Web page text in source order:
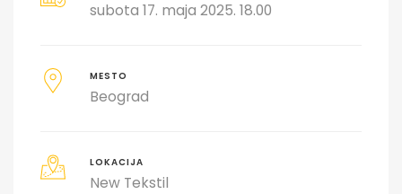
subota 17. maja 2025. 18.00
MESTO
Beograd
LOKACIJA
New Tekstil